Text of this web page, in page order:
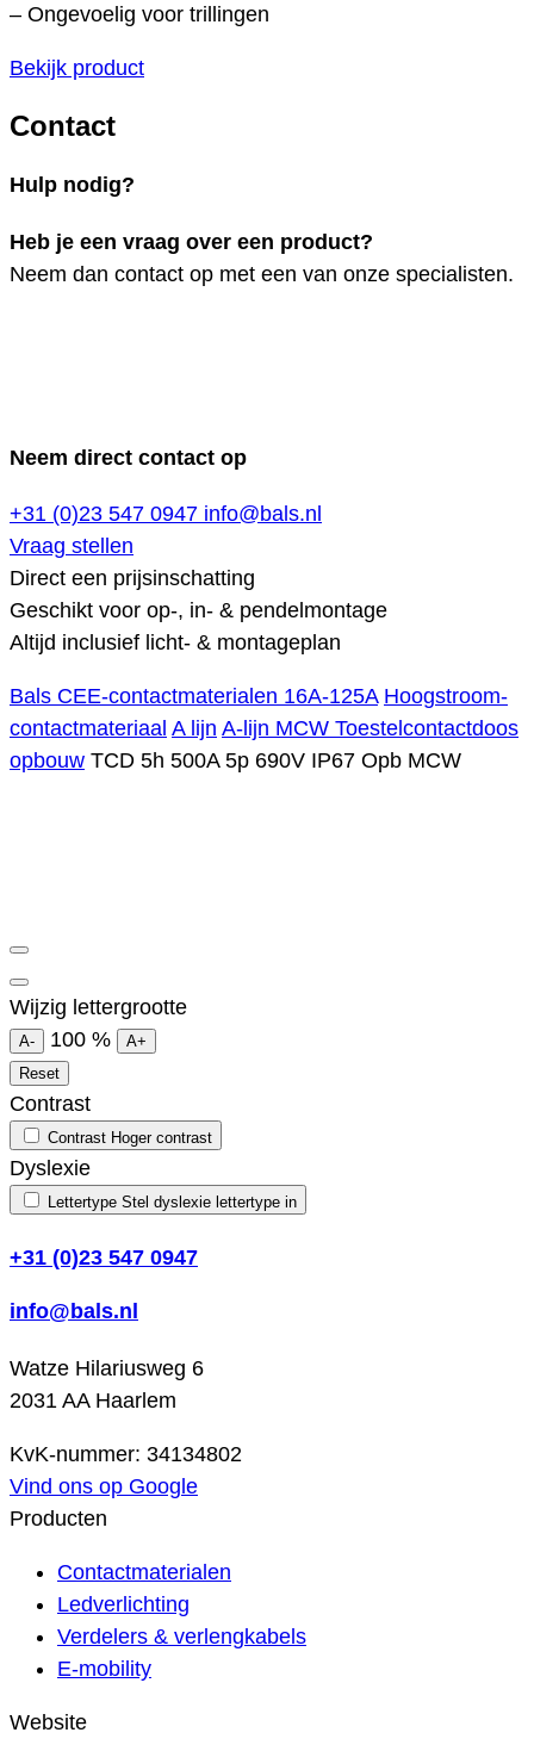
– Ongevoelig voor trillingen
Bekijk product
Contact
Hulp nodig?
Heb je een vraag over een product?
Neem dan contact op met een van onze specialisten.
Neem direct contact op
+31 (0)23 547 0947 info@bals.nl
Vraag stellen
Direct een prijsinschatting
Geschikt voor op-, in- & pendelmontage
Altijd inclusief licht- & montageplan
Bals CEE-contactmaterialen 16A-125A Hoogstroom-
contactmateriaal A lijn A-lijn MCW Toestelcontactdoos
opbouw TCD 5h 500A 5p 690V IP67 Opb MCW
Wijzig lettergrootte
A- 100 %
A+
Reset
Contrast
Contrast Hoger contrast
Dyslexie
Lettertype Stel dyslexie lettertype in
+31 (0)23 547 0947
info@bals.nl
Watze Hilariusweg 6
2031 AA Haarlem
KvK-nummer: 34134802
Vind ons op Google
Producten
Contactmaterialen
Ledverlichting
Verdelers & verlengkabels
E-mobility
Website